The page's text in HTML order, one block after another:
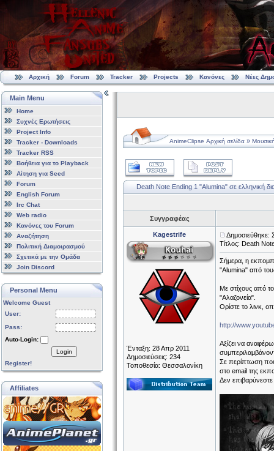
Αρχική Forum Tracker Projects Κανόνες Νέες
Main Menu
Home
Συχνές Ερωτήσεις
Project Info
Tracker - Downloads
Tracker RSS
Βοήθεια για το Playback
Αίτηση για Seed
Forum
English Forum
Irc Chat
Web radio
Κανόνες του Forum
Αναζήτηση
Πολιτική Διαμοιρασμού
Σχετικά με την Ομάδα
Join Discord
Personal Menu
Welcome Guest
User:
Pass:
Auto-Login:
Login
Register!
Affiliates
AnimeClipse Αρχική σελίδα »
Death Note Ending 1 "Alumina" σε ελληνική
Συγγραφέας
Kagestrife
Ένταξη: 28 Απρ 2011
Δημοσιεύσεις: 234
Τοποθεσία: Θεσσαλονίκη
Δημοσιεύθηκε:
Τίτλος: Death
Σήμερα, η
"Alumina" από
Με στίχους από
"Αλαζονεία".
Ορίστε το λινκ,
http://
Αξίζει να
Σε περίπτωση
στο email της
Δεν